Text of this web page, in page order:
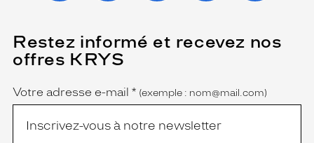
Restez informé et recevez nos
offres KRYS
Name
Votre adresse e-mail *
(Ce
champ
est
obligatoire)
(exemple : nom@mail.com)